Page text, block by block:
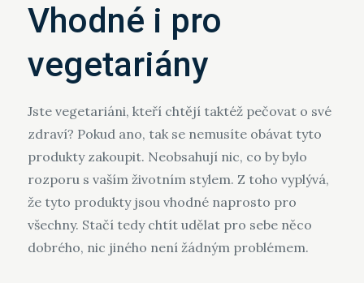
Vhodné i pro
vegetariány
Jste vegetariáni, kteří chtějí taktéž pečovat o své
zdraví? Pokud ano, tak se nemusíte obávat tyto
produkty zakoupit. Neobsahují nic, co by bylo
rozporu s vaším životním stylem. Z toho vyplývá,
že tyto produkty jsou vhodné naprosto pro
všechny. Stačí tedy chtít udělat pro sebe něco
dobrého, nic jiného není žádným problémem.